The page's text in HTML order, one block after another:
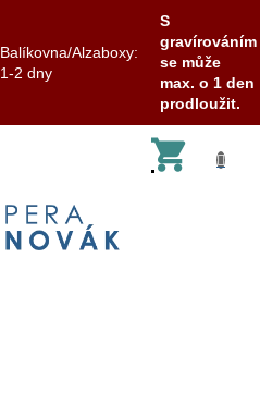
Balíkovna/Alzaboxy:
1-2 dny
S
gravírováním
se může
max. o 1 den
prodloužit.